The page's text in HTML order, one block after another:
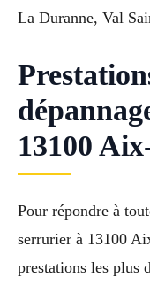
La Duranne, Val
13100
Pour répondre à
serrurier à 13100
prestations les plus